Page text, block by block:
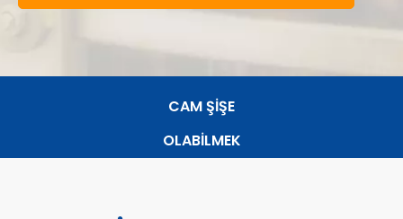
CAM ŞİŞE
OLABİLMEK